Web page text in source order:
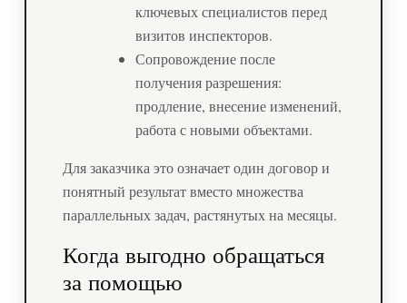
ключевых специалистов перед
визитов инспекторов.
Сопровождение после
получения разрешения:
продление, внесение изменений,
работа с новыми объектами.
Для заказчика это означает один договор и
понятный результат вместо множества
параллельных задач, растянутых на месяцы.
Когда выгодно обращаться
за помощью